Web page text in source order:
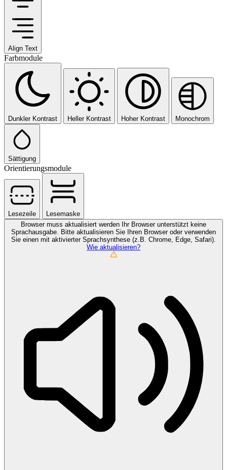
Align Text
Farbmodule
Dunkler Kontrast Heller Kontrast Hoher Kontrast Monochrom
Sättigung
Orientierungsmodule
Lesezeile
Lesemaske
Browser muss aktualisiert werden
Ihr Browser unterstützt keine
Sprachausgabe. Bitte aktualisieren Sie Ihren Browser oder verwenden
Sie einen mit aktivierter Sprachsynthese (z.B. Chrome, Edge, Safari).
Wie aktualisieren?